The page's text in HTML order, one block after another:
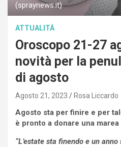
(spraynews.it)
ATTUALITÀ
Oroscopo 21-27
novità per la
di agosto
Agosto 21, 2023 Rosa Liccardo
Agosto sta per finire e per
è pronto a donare una
“L’estate sta finendo e un anno